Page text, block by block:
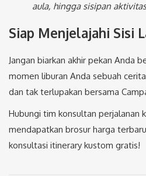
aula, hingga sisipan
Siap Menjelajahi Sisi
Jangan biarkan akhir pekan Anda
momen liburan Anda sebuah
dan tak terlupakan bersama
Hubungi tim konsultan perjalanan
mendapatkan brosur harga
konsultasi itinerary kustom gratis!